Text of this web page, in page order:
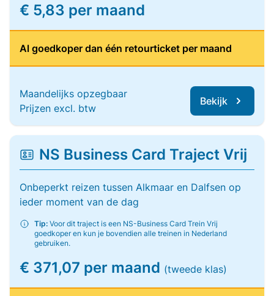
€ 5,83 per maand
Al goedkoper dan één retourticket per maand
Maandelijks opzegbaar
Prijzen excl. btw
Bekijk
NS Business Card Traject Vrij
Onbeperkt reizen tussen Alkmaar en Dalfsen op
ieder moment van de dag
Tip: Voor dit traject is een NS-Business Card Trein Vrij
goedkoper en kun je bovendien alle treinen in Nederland
gebruiken.
€ 371,07 per maand (tweede klas)